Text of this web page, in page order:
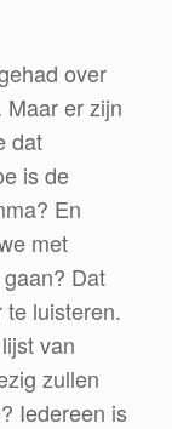
over
er zijn
dat
is de
En
met
Dat
luisteren.
van
zullen
Iedereen is